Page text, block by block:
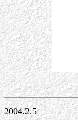
2004.2.5